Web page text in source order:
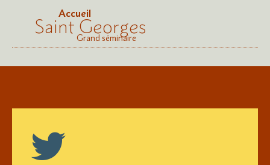
Accueil
Saint Georges
Grand séminaire